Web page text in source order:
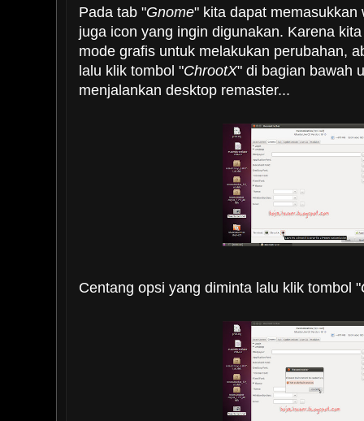
Pada tab "Gnome" kita dapat memasukkan
juga icon yang ingin digunakan. Karena
mode grafis untuk melakukan perubahan,
lalu klik tombol "ChrootX" di bagian bawah
menjalankan desktop remaster...
Centang opsi yang diminta lalu klik tombol "